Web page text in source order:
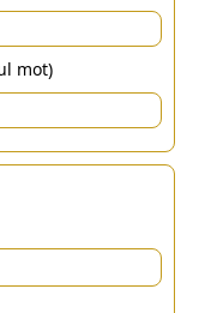
mot)